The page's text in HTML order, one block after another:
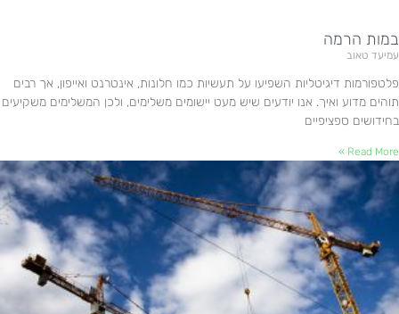
במות הרמה
עמיעד טאוב
פלטפורמות דיגיטליות השפיעו על תעשיות כמו חלונות, אינטרנט ואייפון, אך רבים
תוהים מדוע ואיך. אנו יודעים שיש מעט יישומים משלימים, ולכן המשלימים משקיעים
בחידושים ספציפיים
Read More »